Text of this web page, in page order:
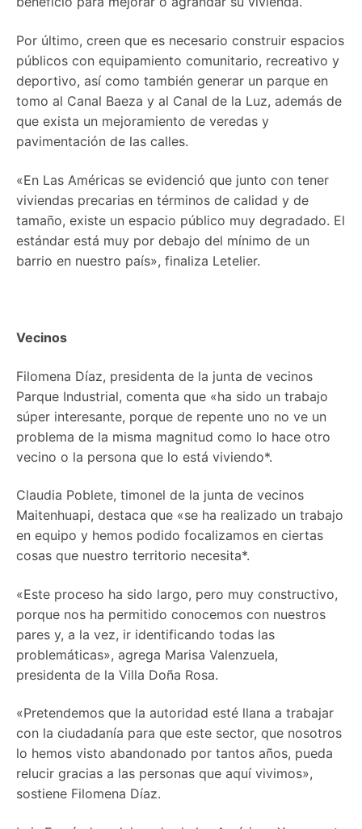
Por último, creen que es necesario construir espacios
públicos con equipamiento comunitario, recreativo y
deportivo, así como también generar un parque en
tomo al Canal Baeza y al Canal de la Luz, además de
que exista un mejoramiento de veredas y
pavimentación de las calles.
«En Las Américas se evidenció que junto con tener
viviendas precarias en términos de calidad y de
tamaño, existe un espacio público muy degradado. El
estándar está muy por debajo del mínimo de un
barrio en nuestro país», finaliza Letelier.
Vecinos
Filomena Díaz, presidenta de la junta de vecinos
Parque Industrial, comenta que «ha sido un trabajo
súper interesante, porque de repente uno no ve un
problema de la misma magnitud como lo hace otro
vecino o la persona que lo está viviendo*.
Claudia Poblete, timonel de la junta de vecinos
Maitenhuapi, destaca que «se ha realizado un trabajo
en equipo y hemos podido focalizamos en ciertas
cosas que nuestro territorio necesita*.
«Este proceso ha sido largo, pero muy constructivo,
porque nos ha permitido conocemos con nuestros
pares y, a la vez, ir identificando todas las
problemáticas», agrega Marisa Valenzuela,
presidenta de la Villa Doña Rosa.
«Pretendemos que la autoridad esté llana a trabajar
con la ciudadanía para que este sector, que nosotros
lo hemos visto abandonado por tantos años, pueda
relucir gracias a las personas que aquí vivimos»,
sostiene Filomena Díaz.